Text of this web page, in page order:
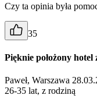
Czy ta opinia była
35
Pięknie położony hotel
Paweł, Warszawa
26-35 lat, z rodziną